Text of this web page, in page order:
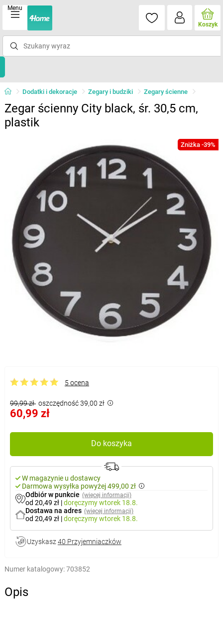
Menu
Koszyk
Dodatki i dekoracje Zegary i budziki Zegary ścienne
Zegar ścienny City black, śr. 30,5 cm,
plastik
Zniżka -39%
5 ocena
99,99 zł oszczędność 39,00 zł
60,99 zł
Do koszyka
W magazynie u dostawcy
Darmowa wysyłka powyżej 499,00 zł
Odbiór w punkcie (więcej informacji)
od 20,49 zł |doręczymywtorek 18.8.
Dostawa na adres (więcej informacji)
od 20,49 zł |doręczymywtorek 18.8.
Uzyskasz 40 Przyjemniaczków
Numer katalogowy:703852
Opis